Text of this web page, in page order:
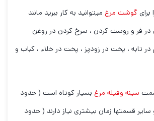
گوشت مرغ میتوانید به کار ببرید مانند
فر و روست کردن ، سرخ کردن در روغن
تابه ، پخت در زودپز ، پخت در خلاء ، کباب و
سینه وفیله مرغ بسیار کوتاه است ( حدود
) و سایر قسمتها زمان بیشتری نیاز دارند ( حدود